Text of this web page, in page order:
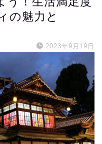
の魅力と
2023年9月19日